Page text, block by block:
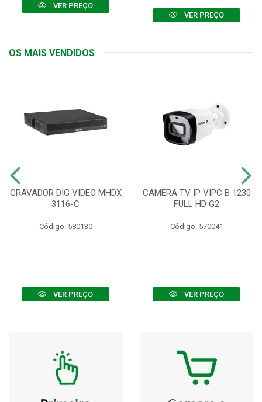
VER PREÇO
VER PREÇO
OS MAIS VENDIDOS
GRAVADOR DIG VIDEO MHDX
3116-C
Código: 580130
VER PREÇO
CAMERA TV IP VIPC B 1230
FULL HD G2
Código: 570041
VER PREÇO